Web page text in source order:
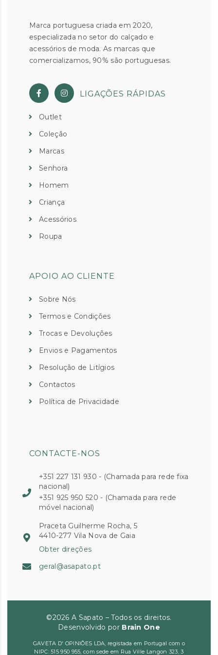
Marca portuguesa criada em 2020,
especializada no setor do calçado e
acessórios de moda. As marcas que
comercializamos, 90% são portuguesas.
LIGAÇÕES RÁPIDAS
Outlet
Coleção
Marcas
Senhora
Homem
Criança
Acessórios
Roupa
APOIO AO CLIENTE
Sobre Nós
Termos e Condições
Trocas e Devoluções
Envios e Pagamentos
Resolução de Litígios
Contactos
Política de Privacidade
CONTACTE-NOS
+351 227 131 930 - (Chamada para rede fixa
nacional)
+351 925 950 520 - (Chamada para rede
móvel nacional)
Praceta Guilherme Rocha, 5
4410-277 Vila Nova de Gaia
Obter direções
geral@asapato.pt
©2026 A Sapato – Todos os direitos.
Desenvolvido por Brain One
GAVETA D' OPINIÕES LDA, registada em Portugal com o
NIPC: 515 950 955, com sede em Rua Ville Langon 323, 3